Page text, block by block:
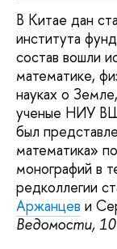
В Китае дан
института
состав вошли
математике,
науках о
ученые НИУ
был
математика»
монографий в
редколлегии
Аржанцев и
Ведомости,